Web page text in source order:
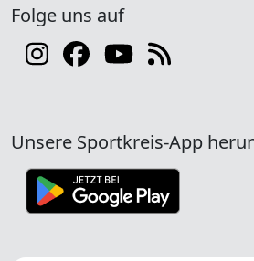
Folge uns auf
Unsere Sportkreis-App